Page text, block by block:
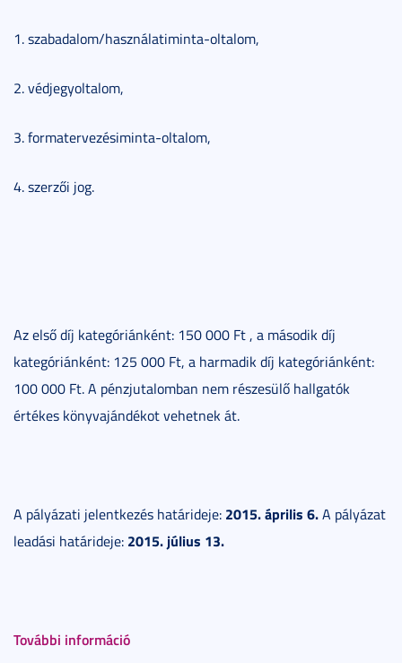
1. szabadalom/használatiminta-oltalom,
2. védjegyoltalom,
3. formatervezésiminta-oltalom,
4. szerzői jog.
Az első díj kategóriánként: 150 000 Ft , a második díj
kategóriánként: 125 000 Ft, a harmadik díj kategóriánként:
100 000 Ft. A pénzjutalomban nem részesülő hallgatók
értékes könyvajándékot vehetnek át.
A pályázati jelentkezés határideje: 2015. április 6.A pályázat
leadási határideje: 2015. július 13.
További információ